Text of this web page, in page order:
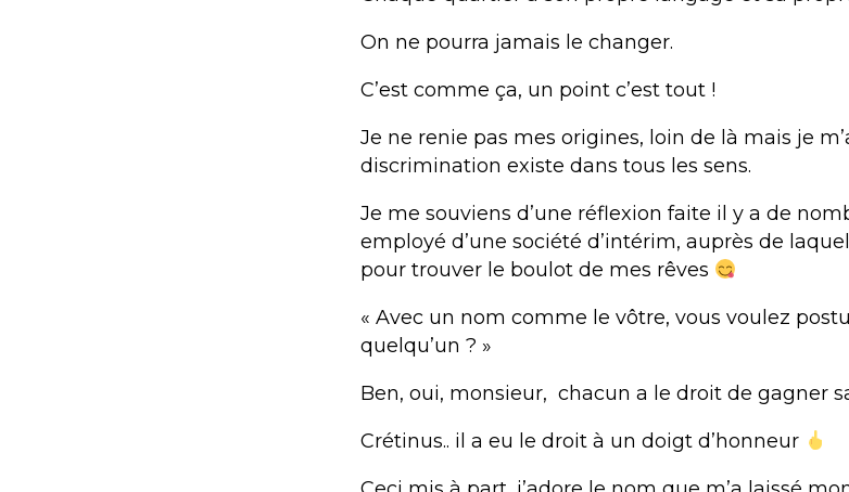
On ne pourra jamais le changer.
C’est comme ça, un point c’est tout !
Je ne renie pas mes origines, loin de là mais je
discrimination existe dans tous les sens.
Je me souviens d’une réflexion faite il y a de
employé d’une société d’intérim, auprès de
pour trouver le boulot de mes rêves
« Avec un nom comme le vôtre, vous voulez
quelqu’un ? »
Ben, oui, monsieur, chacun a le droit de gagner
Crétinus.. il a eu le droit à un doigt d’honneur